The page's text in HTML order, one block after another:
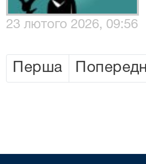
23 лютого 2026, 09:56
Перша